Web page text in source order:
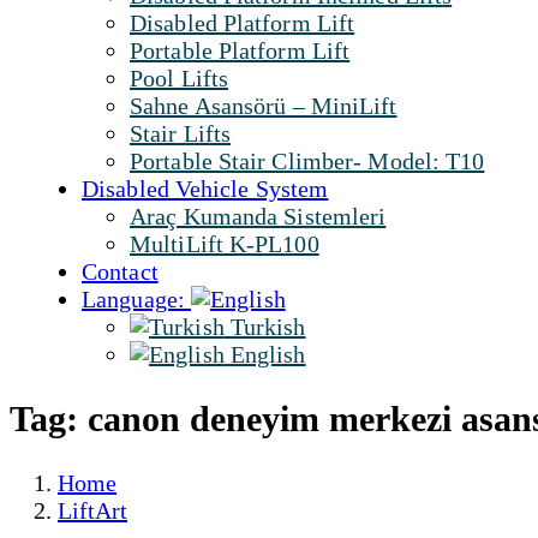
Disabled Platform Lift
Portable Platform Lift
Pool Lifts
Sahne Asansörü – MiniLift
Stair Lifts
Portable Stair Climber- Model: T10
Disabled Vehicle System
Araç Kumanda Sistemleri
MultiLift K-PL100
Contact
Language:
Turkish
English
Tag: canon deneyim merkezi
Home
LiftArt